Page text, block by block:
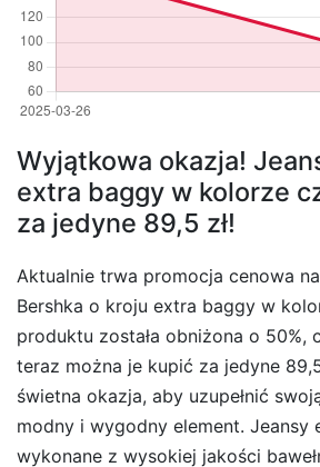
Wyjątkowa okazja!
extra baggy w kolorze
za jedyne 89,5 zł!
Aktualnie trwa promocja cenowa
Bershka o kroju extra baggy w
produktu została obniżona o 50%,
teraz można je kupić za jedyne
świetna okazja, aby uzupełnić
modny i wygodny element. Jeansy
wykonane z wysokiej jakości